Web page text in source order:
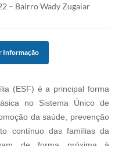
– Bairro Wady Zugaiar
Informação
(ESF) é a principal forma
no Sistema Único de
da saúde, prevenção
contínuo das famílias da